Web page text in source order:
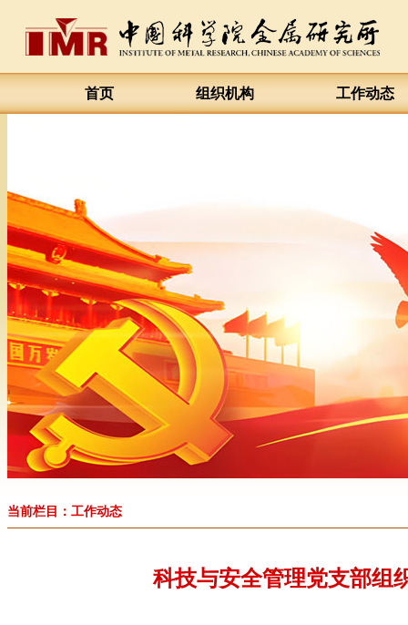
首页 组织机构 工作动态
当前栏目：工作动态
科技与安全管理党支部